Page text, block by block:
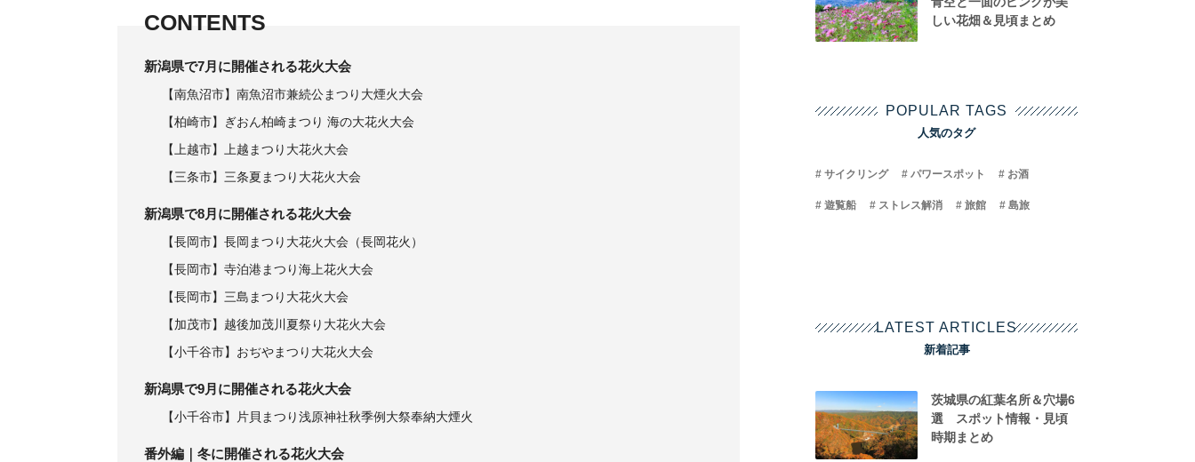
CONTENTS
新潟県で7月に開催される花火大会
【南魚沼市】南魚沼市兼続公まつり大煙火大会
【柏崎市】ぎおん柏崎まつり 海の大花火大会
【上越市】上越まつり大花火大会
【三条市】三条夏まつり大花火大会
新潟県で8月に開催される花火大会
【長岡市】長岡まつり大花火大会（長岡花火）
【長岡市】寺泊港まつり海上花火大会
【長岡市】三島まつり大花火大会
【加茂市】越後加茂川夏祭り大花火大会
【小千谷市】おぢやまつり大花火大会
新潟県で9月に開催される花火大会
【小千谷市】片貝まつり浅原神社秋季例大祭奉納大煙火
番外編｜冬に開催される花火大会
しい花畑＆見頃まとめ
POPULAR TAGS
人気のタグ
サイクリング パワースポット お酒
遊覧船 ストレス解消 旅館 島旅
LATEST ARTICLES
新着記事
茨城県の紅葉名所＆穴場6
選 スポット情報・見頃
時期まとめ